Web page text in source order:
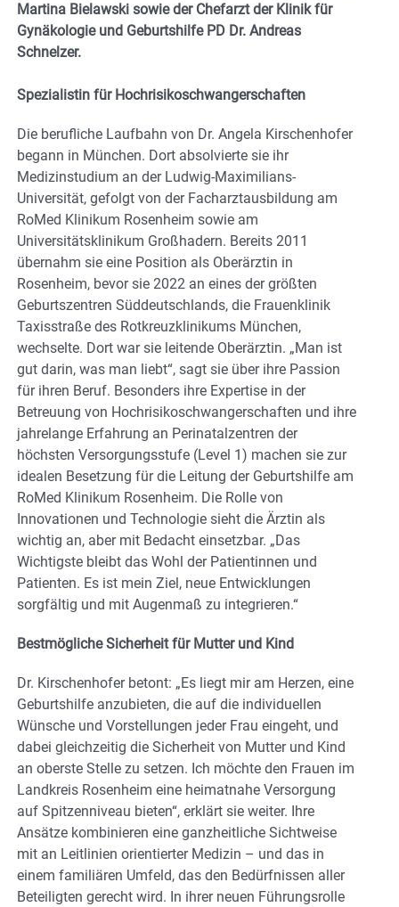
Martina Bielawski sowie der Chefarzt der Klinik für
Gynäkologie und Geburtshilfe PD Dr. Andreas
Schnelzer.
Spezialistin für Hochrisikoschwangerschaften
Die berufliche Laufbahn von Dr. Angela Kirschenhofer
begann in München. Dort absolvierte sie ihr
Medizinstudium an der Ludwig-Maximilians-
Universität, gefolgt von der Facharztausbildung am
RoMed Klinikum Rosenheim sowie am
Universitätsklinikum Großhadern. Bereits 2011
übernahm sie eine Position als Oberärztin in
Rosenheim, bevor sie 2022 an eines der größten
Geburtszentren Süddeutschlands, die Frauenklinik
Taxisstraße des Rotkreuzklinikums München,
wechselte. Dort war sie leitende Oberärztin. „Man ist
gut darin, was man liebt“, sagt sie über ihre Passion
für ihren Beruf. Besonders ihre Expertise in der
Betreuung von Hochrisikoschwangerschaften und ihre
jahrelange Erfahrung an Perinatalzentren der
höchsten Versorgungsstufe (Level 1) machen sie zur
idealen Besetzung für die Leitung der Geburtshilfe am
RoMed Klinikum Rosenheim. Die Rolle von
Innovationen und Technologie sieht die Ärztin als
wichtig an, aber mit Bedacht einsetzbar. „Das
Wichtigste bleibt das Wohl der Patientinnen und
Patienten. Es ist mein Ziel, neue Entwicklungen
sorgfältig und mit Augenmaß zu integrieren.“
Bestmögliche Sicherheit für Mutter und Kind
Dr. Kirschenhofer betont: „Es liegt mir am Herzen, eine
Geburtshilfe anzubieten, die auf die individuellen
Wünsche und Vorstellungen jeder Frau eingeht, und
dabei gleichzeitig die Sicherheit von Mutter und Kind
an oberste Stelle zu setzen. Ich möchte den Frauen im
Landkreis Rosenheim eine heimatnahe Versorgung
auf Spitzenniveau bieten“, erklärt sie weiter. Ihre
Ansätze kombinieren eine ganzheitliche Sichtweise
mit an Leitlinien orientierter Medizin – und das in
einem familiären Umfeld, das den Bedürfnissen aller
Beteiligten gerecht wird. In ihrer neuen Führungsrolle